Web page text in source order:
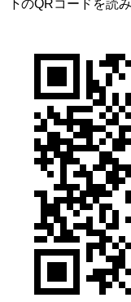
下のQRコードを読